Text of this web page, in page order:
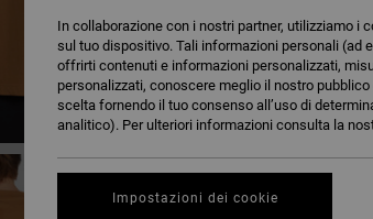
In collaborazione con i nostri partner, utilizziamo i
sul tuo dispositivo. Tali informazioni personali (ad
offrirti contenuti e informazioni personalizzati,
personalizzati, conoscere meglio il nostro
scelta fornendo il tuo consenso all’uso di
analitico). Per ulteriori informazioni consulta la
Impostazioni dei cookie